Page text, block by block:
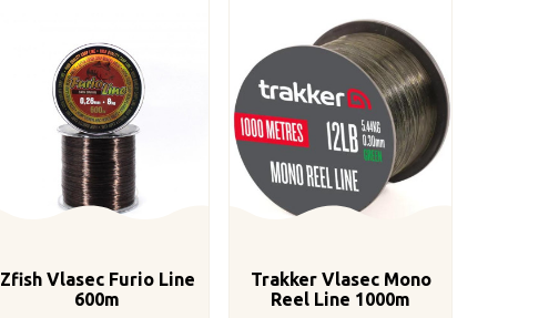
Zfish Vlasec Furio Line
600m
Trakker Vlasec Mono
Reel Line 1000m